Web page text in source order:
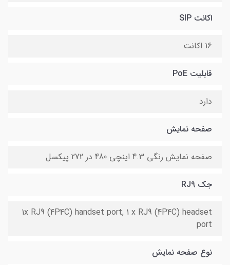
اکانت SIP
16 اکانت
قابلیت PoE
دارد
صفحه نمایش
صفحه نمایش رنگی 4.3 اینچی 480 در 272 پیکسل
جک RJ9
1x RJ9 (4P4C) handset port, 1 x RJ9 (4P4C) headset
port
نوع صفحه نمایش